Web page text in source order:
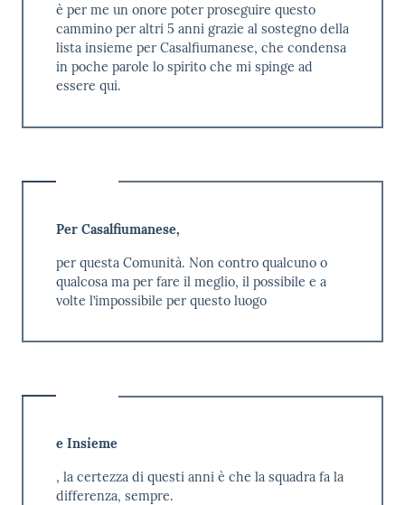
è per me un onore poter proseguire questo
cammino per altri 5 anni grazie al sostegno della
lista insieme per Casalfiumanese, che condensa
in poche parole lo spirito che mi spinge ad
essere qui.
Per Casalfiumanese,
per questa Comunità. Non contro qualcuno o
qualcosa ma per fare il meglio, il possibile e a
volte l’impossibile per questo luogo
e Insieme
, la certezza di questi anni è che la squadra fa la
differenza, sempre.